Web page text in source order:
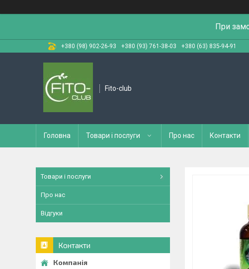
При
+380 (98) 902-26-93 +380 (93) 761-38-03 +380 (63) 835-94-91
Fito-club
Головна Товари і послуги Про нас Контакти
Товари і послуги
Про нас
Відгуки
Контакти